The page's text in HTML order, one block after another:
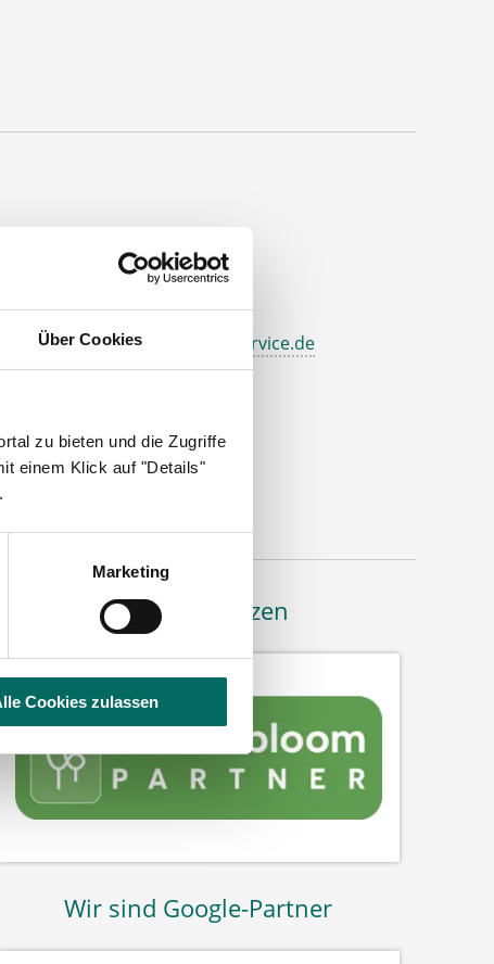
Über Cookies
zu bieten und die Zugriffe
einem Klick auf "Details"
Marketing
Cookies zulassen
Tel.: +49 (0) 521 / 911 730 37
+49 (0) 521 / 911 730 31
hallo@deutscher-apotheker-service.de
Apotheker Service
4
33611 Bielefeld
Bäume pflanzen
Wir sind Google-Partner